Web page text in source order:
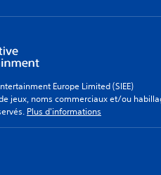
Europe Limited (SIEE)
jeux, noms commerciaux et/ou
Plus d'informations